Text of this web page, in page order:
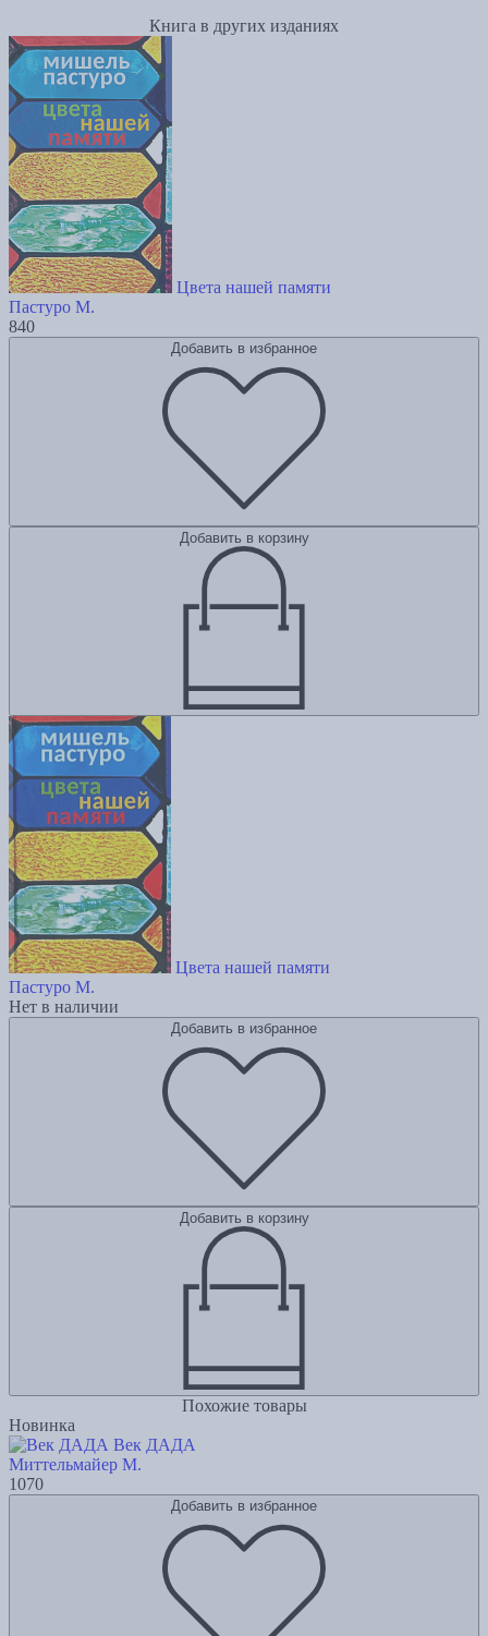
Книга в других изданиях
Цвета нашей памяти
Пастуро М.
840
Добавить в избранное
Добавить в корзину
Цвета нашей памяти
Пастуро М.
Нет в наличии
Добавить в избранное
Добавить в корзину
Похожие товары
Новинка
Век ДАДА
Миттельмайер М.
1070
Добавить в избранное